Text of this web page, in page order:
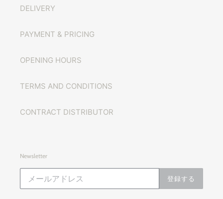
DELIVERY
PAYMENT & PRICING
OPENING HOURS
TERMS AND CONDITIONS
CONTRACT DISTRIBUTOR
Newsletter
登録する